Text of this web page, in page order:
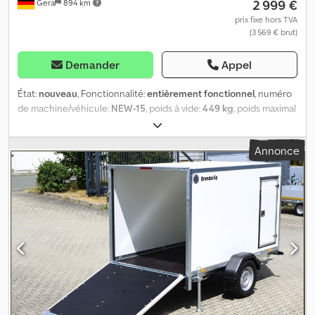
km/hGera 894 km 2 999 €
prix fixe hors TVA
(3 569 € brut)
Demander Appel
État: nouveau, Fonctionnalité:entièrement fonctionnel, numéro
de machine/véhicule: NEW-15, poids à vide:449 kg, poids maximal
1 350 kg
essieu, longueur de l'espace de chargement:2 560 mm, largeur
de l’espace de chargement:1 340 mm, hauteur de l'espace de
chargement:1 500 mm, volume de l'espace de chargement:5 m³,
suspension:autre , dimension des pneus:185 R 14 C
, vitesse
maximale:100 km/h, frein de remorque: remorque freinée , Année
de construction:2026 , freins:
, SARIS GO 256 134 150 1350 1
Remorque à caisse VÉHICULE NEUF Dimensions intérieures : 256
cm x 134 cm Hauteur intérieure : 150 cm Hauteur du plan de
chargement : 54 cm Poids total : 1350 kg Charge utile : 901 kg
Remorque à caisse à essieu unique avec freins Frein de
stationnement et frein de sécurité AL-KO Essieu de 1350 kg avec
frein Châssis bas Châssis en acier entièrement soudé et
Annonce